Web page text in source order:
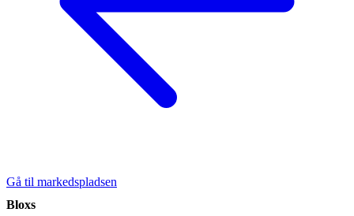
Gå til markedspladsen
Bloxs